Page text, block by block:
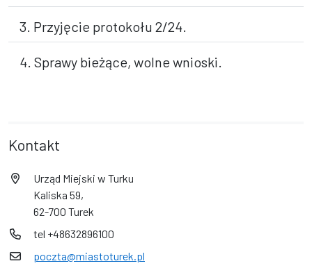
3. Przyjęcie protokołu 2/24.
4. Sprawy bieżące, wolne wnioski.
Kontakt
Urząd Miejski w Turku
Kaliska 59,
62-700 Turek
tel +48632896100
poczta@miastoturek.pl